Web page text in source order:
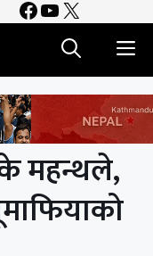
Facebook
YouTube
X
महन्थले,